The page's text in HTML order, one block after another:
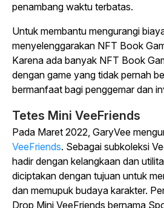
penambang waktu terbatas.
Untuk membantu mengurangi
menyelenggarakan NFT Book
Karena ada banyak NFT Book
dengan game yang tidak pernah
bermanfaat bagi penggemar dan
Tetes Mini VeeFriends
Pada Maret 2022, GaryVee
VeeFriends. Sebagai subkoleksi
hadir dengan kelangkaan dan
diciptakan dengan tujuan untuk
dan memupuk budaya karakter.
Drop Mini VeeFriends bernama